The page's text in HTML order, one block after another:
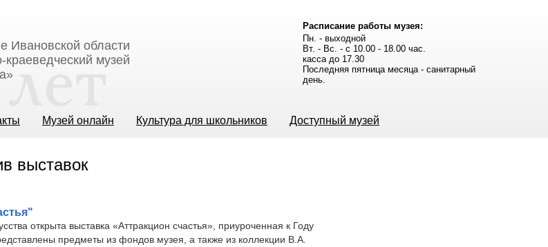
Ивановской области
краеведческий музей
Расписание работы музея:
Пн. - выходной
Вт. - Вс. - с 10.00 - 18.00 час.
касса до 17.30
Последняя пятница месяца - санитарный
день.
Музей онлайн Культура для школьников Доступный музей
выставок
открыта выставка «Аттракцион счастья», приуроченная к Году
предметы из фондов музея, а также из коллекции В.А.